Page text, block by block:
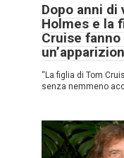
Dopo anni di
Holmes e la
Cruise
“La figlia di Tom
senza nemmeno